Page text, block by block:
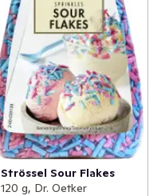
Strössel Sour Flakes
120 g, Dr. Oetker